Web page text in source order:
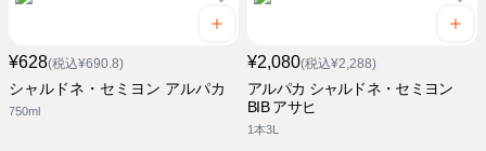
¥628(税込¥690.8)
シャルドネ・セミヨン アルパカ
750ml
¥2,080(税込¥2,288)
アルパカ シャルドネ・セミヨン
BIB アサヒ
1本3L